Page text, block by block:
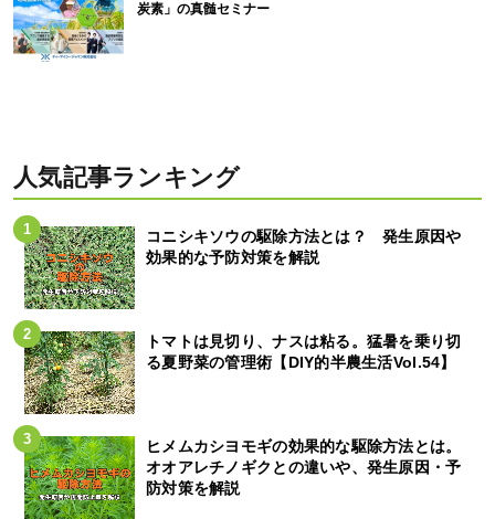
炭素」の真髄セミナー
人気記事ランキング
コニシキソウの駆除方法とは？ 発生原因や
効果的な予防対策を解説
トマトは見切り、ナスは粘る。猛暑を乗り切
る夏野菜の管理術【DIY的半農生活Vol.54】
ヒメムカシヨモギの効果的な駆除方法とは。
オオアレチノギクとの違いや、発生原因・予
防対策を解説